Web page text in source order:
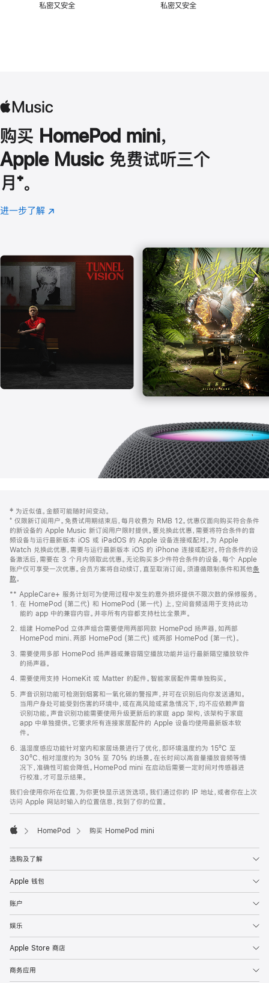
私密又安全 私密又安全
购买 HomePod mini，
Apple Music 免费试听三个
月 脚
注
⁺。
进一步了解 Apple
(在
口
中
打
开)
页
页
脚
注
‡ 为近似值。金额可能随时间变动。
⁺ 仅限新订阅用户。免费试用期结束后，每月收费为 RMB 12。优惠仅面向购买符合条件
的新设备的 Apple Music 新订阅用户限时提供。要兑换此优惠，需要将符合条件的音
频设备与运行最新版本 iOS 或 iPadOS 的 Apple 设备连接或配对。为 Apple
Watch 兑换此优惠，需要与运行最新版本 iOS 的 iPhone 连接或配对。符合条件的设
备激活后，需要在 3 个月内领取此优惠。无论购买多少件符合条件的设备，每个 Apple
账户仅可享受一次优惠。会员方案将自动续订，直至取消订阅。须遵循限制条件和其他条
款。
窗
口
中
打
开)
** AppleCare+ 服务计划可为使用过程中发生的意外损坏提供不限次数的保修服务。
在 HomePod (第二代) 和 HomePod (第一代) 上，空间音频适用于支持此功
能的 app 中的兼容内容。并非所有内容都支持杜比全景声。
组建 HomePod 立体声组合需要使用两部同款 HomePod 扬声器，如两部
HomePod mini、两部 HomePod (第二代) 或两部 HomePod (第一代)。
需要使用多部 HomePod 扬声器或兼容隔空播放功能并运行最新隔空播放软件
的扬声器。
需要使用支持 HomeKit 或 Matter 的配件。智能家居配件需单独购买。
声音识别功能可检测到烟雾和一氧化碳的警报声，并可在识别后向你发送通知。
当用户身处可能受到伤害的环境中，或在高风险或紧急情况下，均不应依赖声音
识别功能。声音识别功能需要使用升级更新后的家庭 app 架构，该架构于家庭
app 中单独提供。它要求所有连接家居配件的 Apple 设备均使用最新版本软
件。
温湿度感应功能针对室内和家居场景进行了优化，即环境温度约为 15ºC 至
30ºC、相对湿度约为 30% 至 70% 的场景。在长时间以高音量播放音频等情
况下，准确性可能会降低。HomePod mini 在启动后需要一定时间对传感器进
行校准，才可显示结果。
我们会使用你所在位置，为你更快显示送货选项。我们通过你的 IP 地址，或者你在上次
访问 Apple 网站时输入的位置信息，找到了你的位置。
HomePod 购买 HomePod mini
选购及了解
Apple 钱包
账户
娱乐
Apple Store 商店
商务应用